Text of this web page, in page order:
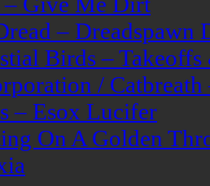
– Dreadspawn
Birds –
/
– Esox Lucifer
On A Golden